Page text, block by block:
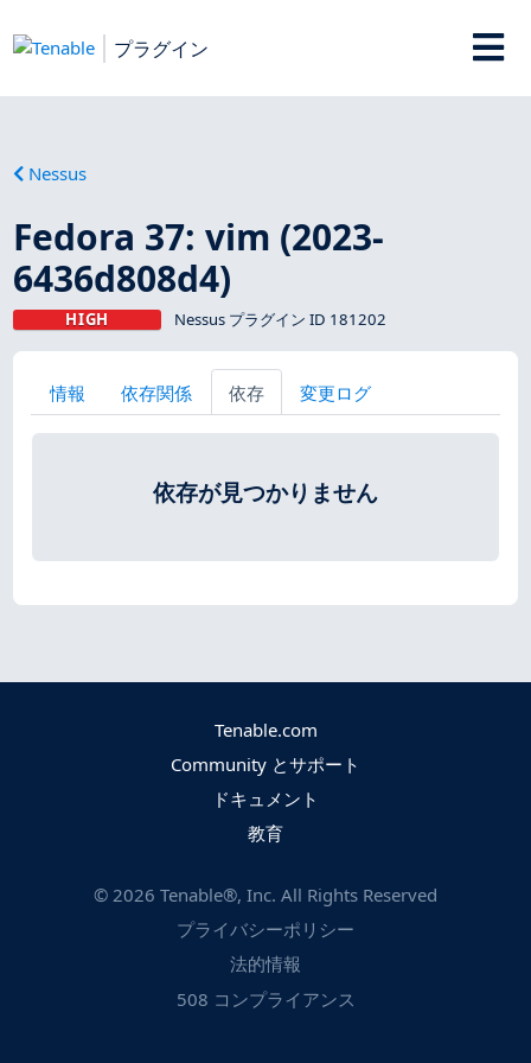
プラグイン
Nessus
Fedora 37: vim (2023-
6436d808d4)
HIGH Nessus プラグイン ID 181202
情報 依存関係 依存 変更ログ
依存が見つかりません
Tenable.com
Community とサポート
ドキュメント
教育
© 2026 Tenable®, Inc. All Rights Reserved
プライバシーポリシー
法的情報
508 コンプライアンス